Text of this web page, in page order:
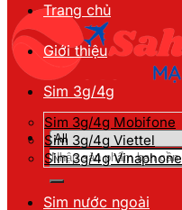
Tìm
kiếm:
Trang chủ
Giới thiệu
Sim 3g/4g
Sim 3g/4g Mobifone
Sim 3g/4g Viettel
Sim 3g/4g Vinaphone
Sim nước ngoài